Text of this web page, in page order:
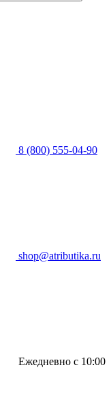
8 (800) 555-04-90
shop@atributika.ru
Ежедневно с 10:00